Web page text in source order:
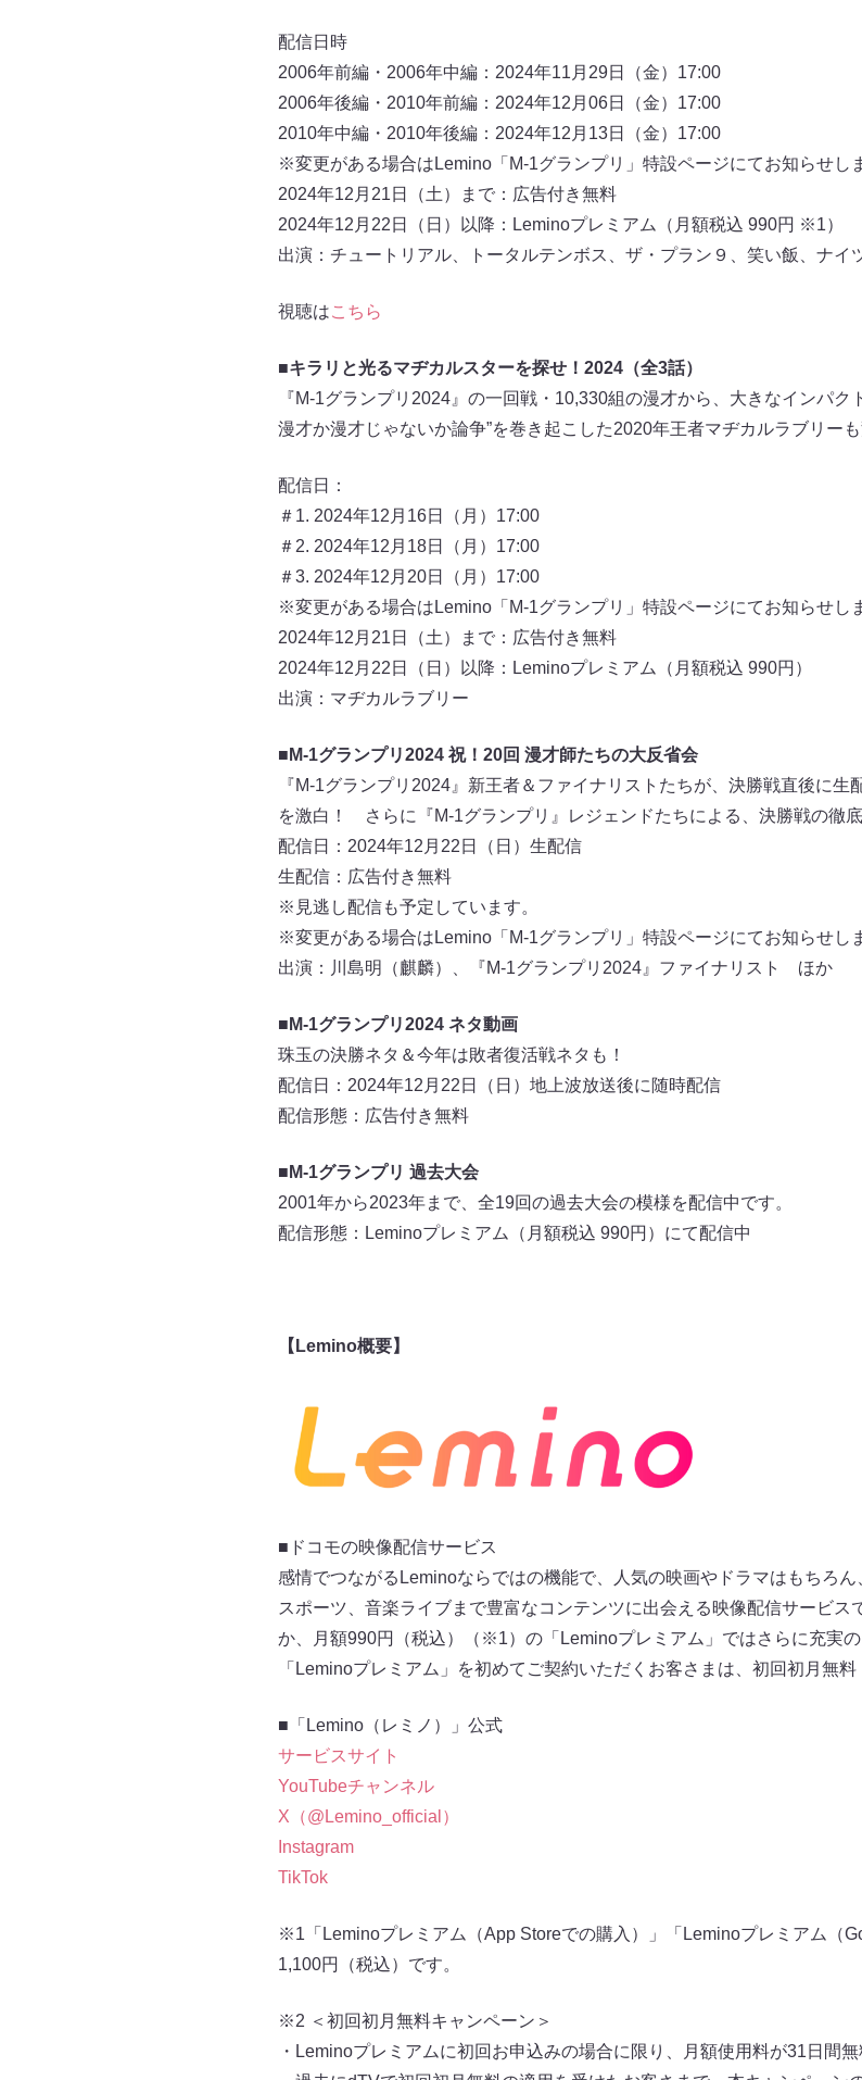
配信日時
2006年前編・2006年中編：2024年11月29日（金）17:00
2006年後編・2010年前編：2024年12月06日（金）17:00
2010年中編・2010年後編：2024年12月13日（金）17:00
※変更がある場合はLemino「M-1グランプリ」特設ページにてお知らせし
2024年12月21日（土）まで：広告付き無料
2024年12月22日（日）以降：Leminoプレミアム（月額税込 990円 ※1）
出演：チュートリアル、トータルテンボス、ザ・プラン９、笑い飯、ナイ
視聴はこちら
■キラリと光るマヂカルスターを探せ！2024（全3話）
『M-1グランプリ2024』の一回戦・10,330組の漫才から、大きなインパ
漫才か漫才じゃないか論争”を巻き起こした2020年王者マヂカルラブリー
配信日：
＃1. 2024年12月16日（月）17:00
＃2. 2024年12月18日（月）17:00
＃3. 2024年12月20日（月）17:00
※変更がある場合はLemino「M-1グランプリ」特設ページにてお知らせし
2024年12月21日（土）まで：広告付き無料
2024年12月22日（日）以降：Leminoプレミアム（月額税込 990円）
出演：マヂカルラブリー
■M-1グランプリ2024 祝！20回 漫才師たちの大反省会
『M-1グランプリ2024』新王者＆ファイナリストたちが、決勝戦直後に生
を激白！ さらに『M-1グランプリ』レジェンドたちによる、決勝戦の徹底
配信日：2024年12月22日（日）生配信
生配信：広告付き無料
※見逃し配信も予定しています。
※変更がある場合はLemino「M-1グランプリ」特設ページにてお知らせし
出演：川島明（麒麟）、『M-1グランプリ2024』ファイナリスト ほか
■M-1グランプリ2024 ネタ動画
珠玉の決勝ネタ＆今年は敗者復活戦ネタも！
配信日：2024年12月22日（日）地上波放送後に随時配信
配信形態：広告付き無料
■M-1グランプリ 過去大会
2001年から2023年まで、全19回の過去大会の模様を配信中です。
配信形態：Leminoプレミアム（月額税込 990円）にて配信中
【Lemino概要】
■ドコモの映像配信サービス
感情でつながるLeminoならではの機能で、人気の映画やドラマはもちろん
スポーツ、音楽ライブまで豊富なコンテンツに出会える映像配信サービス
か、月額990円（税込）（※1）の「Leminoプレミアム」ではさらに充実の
「Leminoプレミアム」を初めてご契約いただくお客さまは、初回初月無
■「Lemino（レミノ）」公式
サービスサイト
YouTubeチャンネル
X（@Lemino_official）
Instagram
TikTok
※1「Leminoプレミアム（App Storeでの購入）」「Leminoプレミアム（
1,100円（税込）です。
※2 ＜初回初月無料キャンペーン＞
・Leminoプレミアムに初回お申込みの場合に限り、月額使用料が31日間無